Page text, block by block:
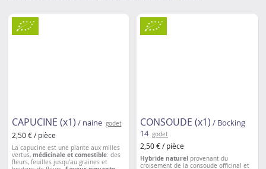
CAPUCINE (x1) / naine godet
2,50 € / pièce
La capucine est une plante aux milles
vertus, médicinale et comestible: des
fleurs, feuilles jusqu'au graines et
CONSOUDE (x1) / Bocking
14 godet
2,50 € / pièce
Hybride naturel provenant du
croisement de la consoude officinal et